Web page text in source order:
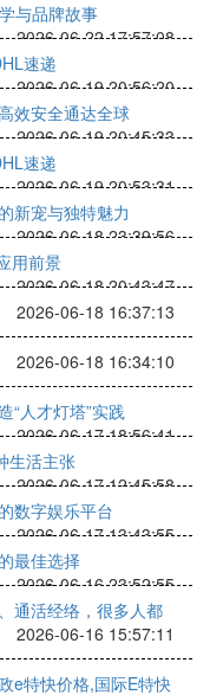
与品牌故事
2026-06-22 17:57:08
速递
2026-06-19 20:56:20
效安全通达全球
2026-06-19 20:45:33
速递
2026-06-19 20:53:31
新宠与独特魅力
2026-06-18 23:39:56
用前景
2026-06-18 20:43:47
2026-06-18 16:37:13
2026-06-18 16:34:10
“人才灯塔”实践
2026-06-17 18:56:41
生活主张
2026-06-17 12:45:58
数字娱乐平台
2026-06-17 13:43:55
最佳选择
2026-06-16 23:52:55
通活经络，很多人都
2026-06-16 15:57:11
e特快价格,国际E特快